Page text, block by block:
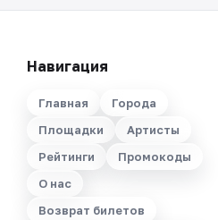
Навигация
Главная
Города
Площадки
Артисты
Рейтинги
Промокоды
О нас
Возврат билетов